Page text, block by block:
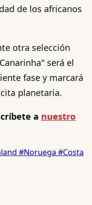
de los africanos
otra selección
será el
fase y marcará
planetaria.
a nuestro
#Noruega #Costa